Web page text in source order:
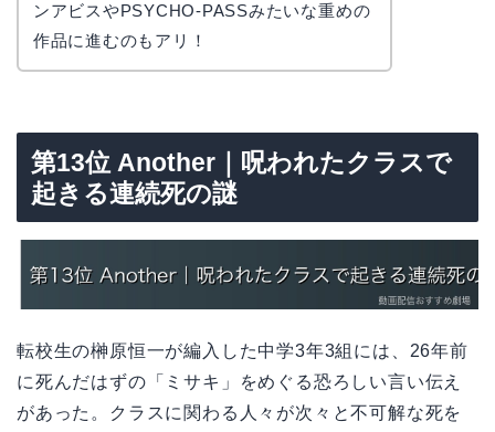
ンアビスやPSYCHO-PASSみたいな重めの
作品に進むのもアリ！
第13位 Another｜呪われたクラスで
起きる連続死の謎
転校生の榊原恒一が編入した中学3年3組には、26年前
に死んだはずの「ミサキ」をめぐる恐ろしい言い伝え
があった。クラスに関わる人々が次々と不可解な死を